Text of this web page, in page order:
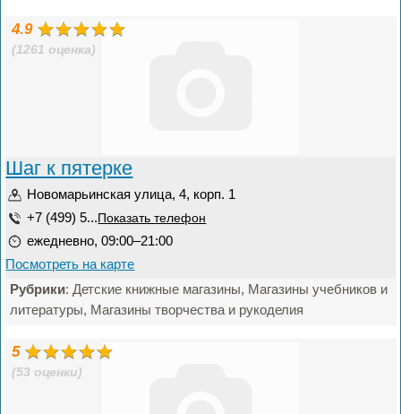
4.9
(1261 оценка)
Шаг к пятерке
Новомарьинская улица, 4, корп. 1
+7 (499) 5... Показать телефон
ежедневно, 09:00–21:00
Посмотреть на карте
Рубрики: Детские книжные магазины, Магазины учебников и
литературы, Магазины творчества и рукоделия
5
(53 оценки)